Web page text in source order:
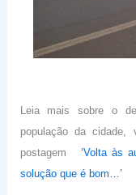
Leia mais sobre o
população da cidade,
postagem ‘Volta às
solução que é bom…’